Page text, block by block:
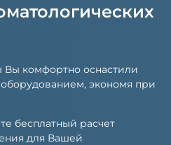
комфортно оснастили
экономя при
бесплатный расчет
для Вашей